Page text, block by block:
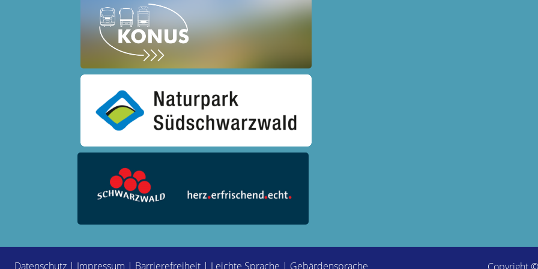
Datenschutz | Impressum | Barrierefreiheit | Leichte Sprache | Gebärdensprache